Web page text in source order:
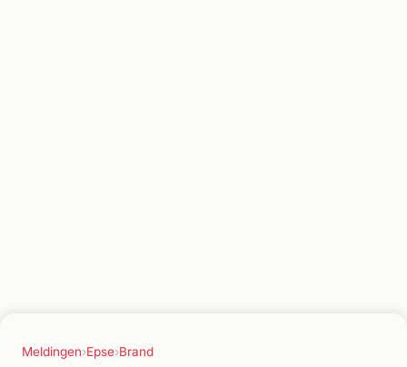
Meldingen›Epse›Brand